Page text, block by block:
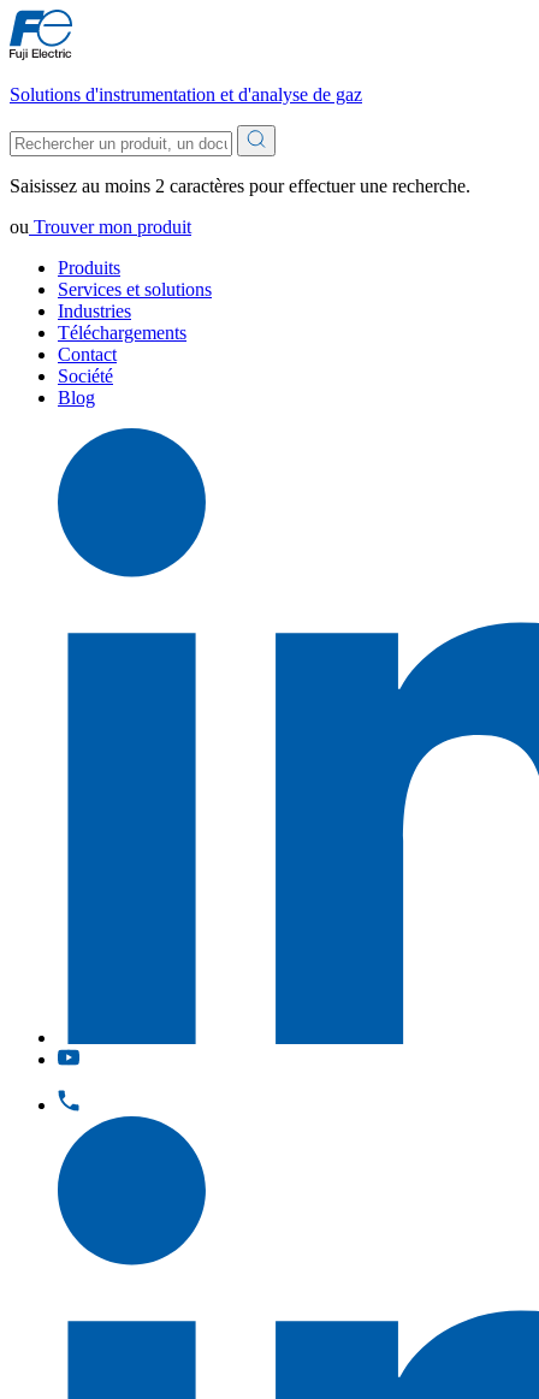
Solutions d'instrumentation et d'analyse de gaz
Saisissez au moins 2 caractères pour effectuer une recherche.
ou Trouver mon produit
Produits
Services et solutions
Industries
Téléchargements
Contact
Société
Blog